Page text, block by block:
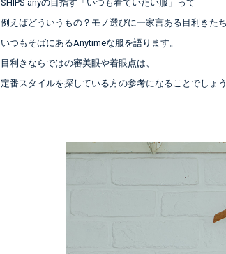
SHIPS anyの目指す「いつも着ていたい服」って
例えばどういうもの？モノ選びに一家言ある目利きたち
いつもそばにあるAnytimeな服を語ります。
目利きならではの審美眼や着眼点は、
定番スタイルを探している方の参考になることでしょう